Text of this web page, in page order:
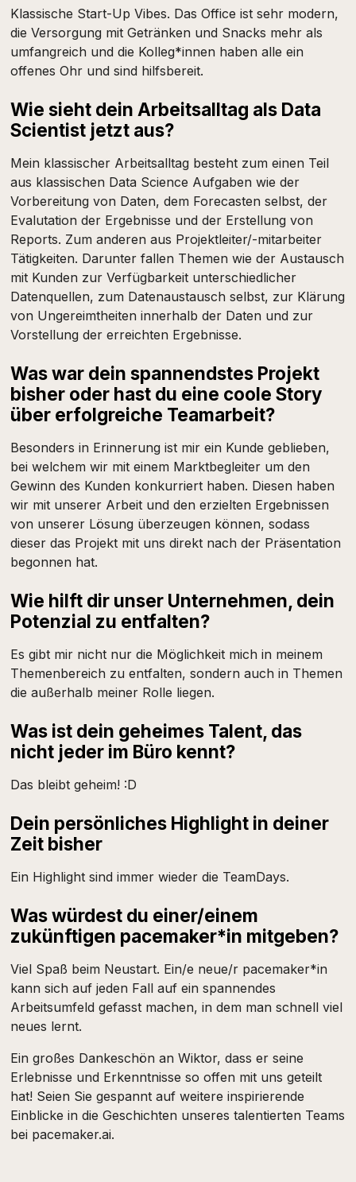
Klassische Start-Up Vibes. Das Office ist sehr modern,
die Versorgung mit Getränken und Snacks mehr als
umfangreich und die Kolleg*innen haben alle ein
offenes Ohr und sind hilfsbereit.
Wie sieht dein Arbeitsalltag als Data
Scientist jetzt aus?
Mein klassischer Arbeitsalltag besteht zum einen Teil
aus klassischen Data Science Aufgaben wie der
Vorbereitung von Daten, dem Forecasten selbst, der
Evalutation der Ergebnisse und der Erstellung von
Reports. Zum anderen aus Projektleiter/-mitarbeiter
Tätigkeiten. Darunter fallen Themen wie der Austausch
mit Kunden zur Verfügbarkeit unterschiedlicher
Datenquellen, zum Datenaustausch selbst, zur Klärung
von Ungereimtheiten innerhalb der Daten und zur
Vorstellung der erreichten Ergebnisse.
Was war dein spannendstes Projekt
bisher oder hast du eine coole Story
über erfolgreiche Teamarbeit?
Besonders in Erinnerung ist mir ein Kunde geblieben,
bei welchem wir mit einem Marktbegleiter um den
Gewinn des Kunden konkurriert haben. Diesen haben
wir mit unserer Arbeit und den erzielten Ergebnissen
von unserer Lösung überzeugen können, sodass
dieser das Projekt mit uns direkt nach der Präsentation
begonnen hat.
Wie hilft dir unser Unternehmen, dein
Potenzial zu entfalten?
Es gibt mir nicht nur die Möglichkeit mich in meinem
Themenbereich zu entfalten, sondern auch in Themen
die außerhalb meiner Rolle liegen.
Was ist dein geheimes Talent, das
nicht jeder im Büro kennt?
Das bleibt geheim! :D
Dein persönliches Highlight in deiner
Zeit bisher
Ein Highlight sind immer wieder die TeamDays.
Was würdest du einer/einem
zukünftigen pacemaker*in mitgeben?
Viel Spaß beim Neustart. Ein/e neue/r pacemaker*in
kann sich auf jeden Fall auf ein spannendes
Arbeitsumfeld gefasst machen, in dem man schnell viel
neues lernt.
Ein großes Dankeschön an Wiktor, dass er seine
Erlebnisse und Erkenntnisse so offen mit uns geteilt
hat! Seien Sie gespannt auf weitere inspirierende
Einblicke in die Geschichten unseres talentierten Teams
bei pacemaker.ai.